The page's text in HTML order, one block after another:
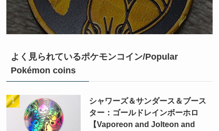
よく見られているポケモンコイン/Popular
Pokémon coins
シャワーズ＆サンダース＆ブース
ター：ゴールドレインボーホロ
【Vaporeon and Jolteon and